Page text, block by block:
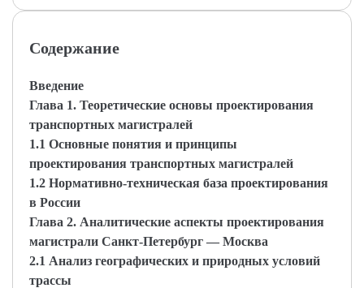
Содержание
Введение
Глава 1. Теоретические основы проектирования
транспортных магистралей
1.1 Основные понятия и принципы
проектирования транспортных магистралей
1.2 Нормативно-техническая база проектирования
в России
Глава 2. Аналитические аспекты проектирования
магистрали Санкт-Петербург — Москва
2.1 Анализ географических и природных условий
трассы